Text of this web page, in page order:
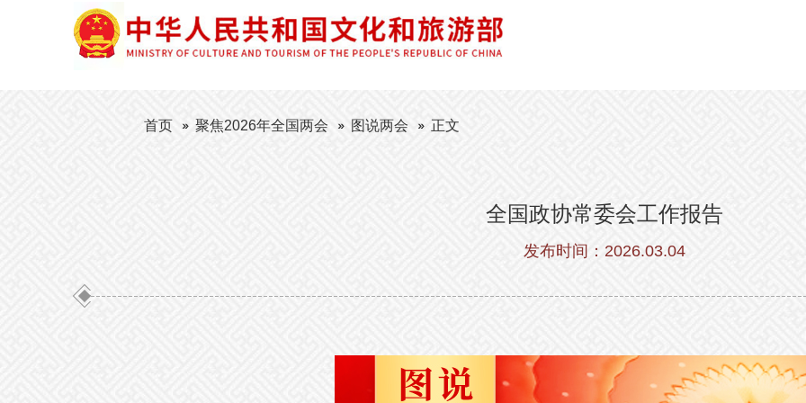
首页 聚焦2026年全国两会 图说两会 正文
全国政协常委会工作报告
发布时间：2026.03.04